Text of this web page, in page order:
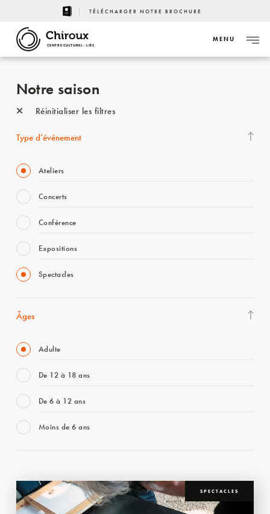
TÉLÉCHARGER NOTRE BROCHURE
CENTRE CULTUREL - LIÈGE
MENU
Notre saison
Réinitialiser les filtres
Type d’événement
Ateliers
Concerts
Conférence
Expositions
Spectacles
Âges
Adulte
De 12 à 18 ans
De 6 à 12 ans
Moins de 6 ans
SPECTACLES